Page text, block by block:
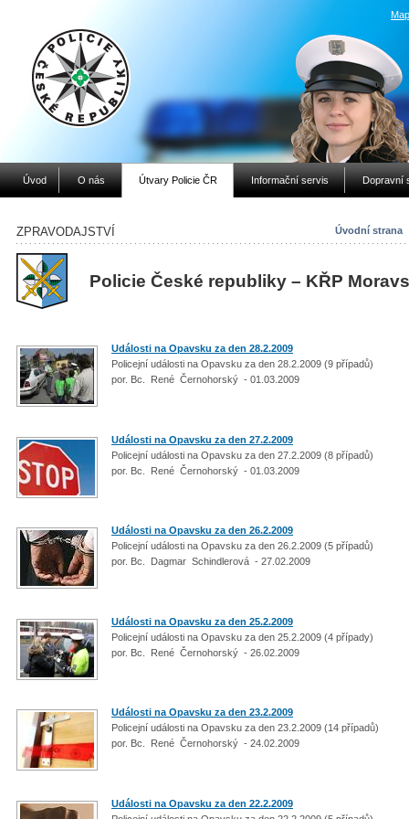
Úvod O nás Útvary Policie ČR Informační servis Dopravní
Úvodní strana
ZPRAVODAJSTVÍ
Policie České republiky – KŘP
Události na Opavsku za den 28.2.2009
Policejní události na Opavsku za den 28.2.2009 (9 případů)
por. Bc. René Černohorský - 01.03.2009
Události na Opavsku za den 27.2.2009
Policejní události na Opavsku za den 27.2.2009 (8 případů)
por. Bc. René Černohorský - 01.03.2009
Události na Opavsku za den 26.2.2009
Policejní události na Opavsku za den 26.2.2009 (5 případů)
por. Bc. Dagmar Schindlerová - 27.02.2009
Události na Opavsku za den 25.2.2009
Policejní události na Opavsku za den 25.2.2009 (4 případy)
por. Bc. René Černohorský - 26.02.2009
Události na Opavsku za den 23.2.2009
Policejní události na Opavsku za den 23.2.2009 (14 případů)
por. Bc. René Černohorský - 24.02.2009
Události na Opavsku za den 22.2.2009